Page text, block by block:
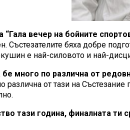
“Гала вечер на бойните
Състезателите бяха добре
е най-силовото и най-
много по различна от
от тази на
тази година, финалната ти